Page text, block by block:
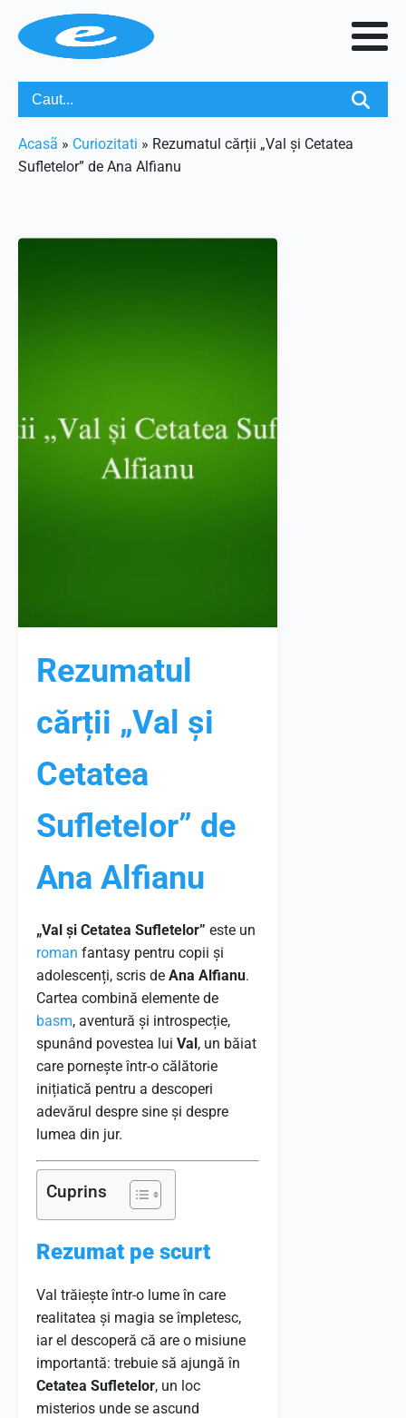
Acasã » Curiozitati » Rezumatul cărții „Val și Cetatea
Sufletelor” de Ana Alfianu
Rezumatul
cărții „Val și
Cetatea
Sufletelor” de
Ana Alfianu
„Val și Cetatea Sufletelor” este un
roman fantasy pentru copii și
adolescenți, scris de Ana Alfianu.
Cartea combină elemente de
basm, aventură și introspecție,
spunând povestea lui Val, un băiat
care pornește într-o călătorie
inițiatică pentru a descoperi
adevărul despre sine și despre
lumea din jur.
Cuprins
Rezumat pe scurt
Val trăiește într-o lume în care
realitatea și magia se împletesc,
iar el descoperă că are o misiune
importantă: trebuie să ajungă în
Cetatea Sufletelor, un loc
misterios unde se ascund